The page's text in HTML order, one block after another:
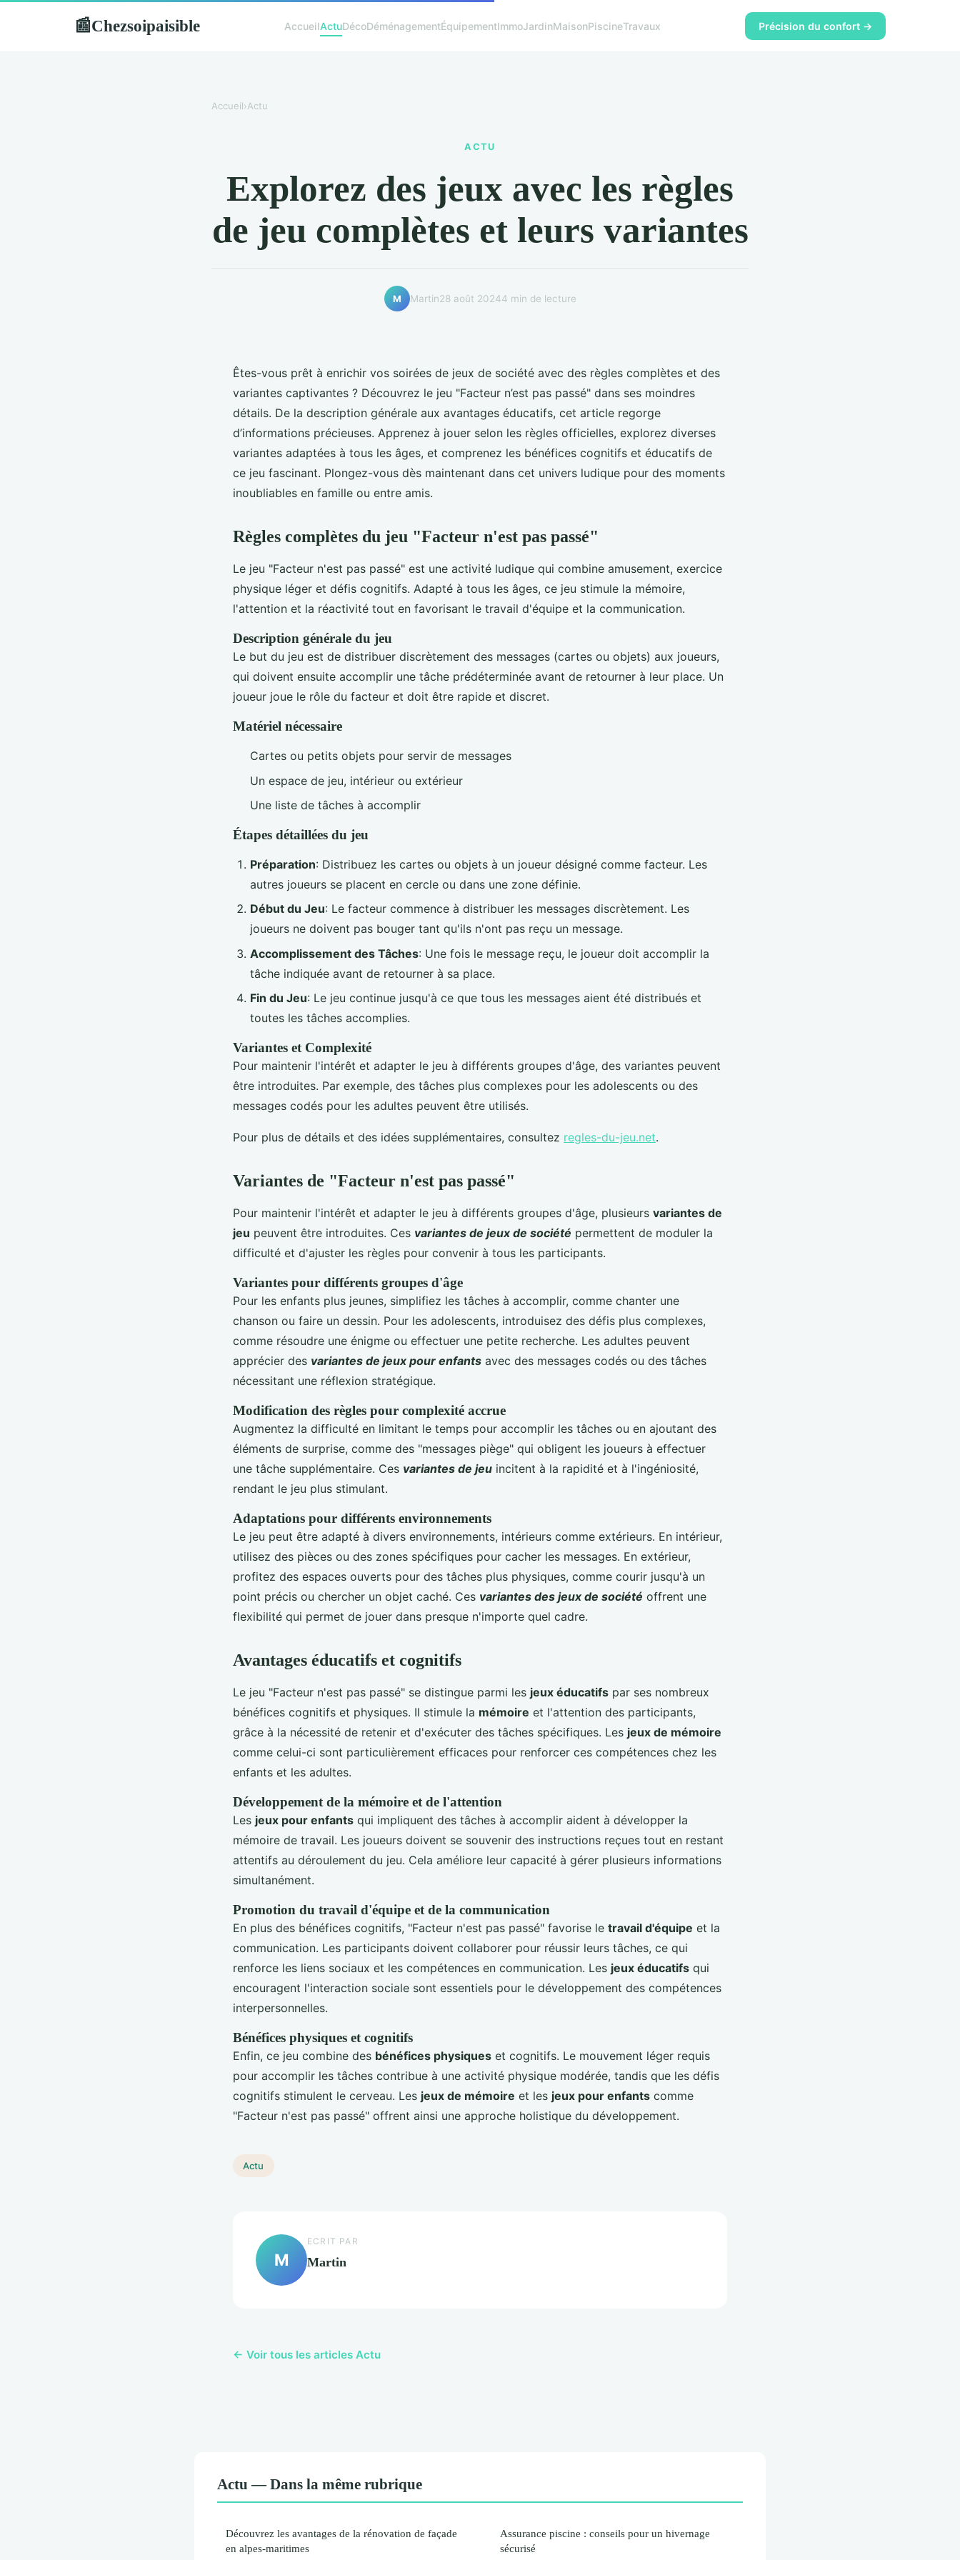
📰Chezsoipaisible AccueilActuDécoDéménagementÉquipementImmoJardinMaisonPiscineTravaux Précision du confort →
Accueil›Actu
ACTU
Explorez des jeux avec les règles
de jeu complètes et leurs variantes
M Martin28 août 20244 min de lecture
Êtes-vous prêt à enrichir vos soirées de jeux de société avec des règles complètes et des
variantes captivantes ? Découvrez le jeu "Facteur n’est pas passé" dans ses moindres
détails. De la description générale aux avantages éducatifs, cet article regorge
d’informations précieuses. Apprenez à jouer selon les règles officielles, explorez diverses
variantes adaptées à tous les âges, et comprenez les bénéfices cognitifs et éducatifs de
ce jeu fascinant. Plongez-vous dès maintenant dans cet univers ludique pour des moments
inoubliables en famille ou entre amis.
Règles complètes du jeu "Facteur n'est pas passé"
Le jeu "Facteur n'est pas passé" est une activité ludique qui combine amusement, exercice
physique léger et défis cognitifs. Adapté à tous les âges, ce jeu stimule la mémoire,
l'attention et la réactivité tout en favorisant le travail d'équipe et la communication.
Description générale du jeu
Le but du jeu est de distribuer discrètement des messages (cartes ou objets) aux joueurs,
qui doivent ensuite accomplir une tâche prédéterminée avant de retourner à leur place. Un
joueur joue le rôle du facteur et doit être rapide et discret.
Matériel nécessaire
Cartes ou petits objets pour servir de messages
Un espace de jeu, intérieur ou extérieur
Une liste de tâches à accomplir
Étapes détaillées du jeu
Préparation: Distribuez les cartes ou objets à un joueur désigné comme facteur. Les
autres joueurs se placent en cercle ou dans une zone définie.
Début du Jeu: Le facteur commence à distribuer les messages discrètement. Les
joueurs ne doivent pas bouger tant qu'ils n'ont pas reçu un message.
Accomplissement des Tâches: Une fois le message reçu, le joueur doit accomplir la
tâche indiquée avant de retourner à sa place.
Fin du Jeu: Le jeu continue jusqu'à ce que tous les messages aient été distribués et
toutes les tâches accomplies.
Variantes et Complexité
Pour maintenir l'intérêt et adapter le jeu à différents groupes d'âge, des variantes peuvent
être introduites. Par exemple, des tâches plus complexes pour les adolescents ou des
messages codés pour les adultes peuvent être utilisés.
Pour plus de détails et des idées supplémentaires, consultez regles-du-jeu.net.
Variantes de "Facteur n'est pas passé"
Pour maintenir l'intérêt et adapter le jeu à différents groupes d'âge, plusieurs variantes de
jeu peuvent être introduites. Ces variantes de jeux de société permettent de moduler la
difficulté et d'ajuster les règles pour convenir à tous les participants.
Variantes pour différents groupes d'âge
Pour les enfants plus jeunes, simplifiez les tâches à accomplir, comme chanter une
chanson ou faire un dessin. Pour les adolescents, introduisez des défis plus complexes,
comme résoudre une énigme ou effectuer une petite recherche. Les adultes peuvent
apprécier des variantes de jeux pour enfants avec des messages codés ou des tâches
nécessitant une réflexion stratégique.
Modification des règles pour complexité accrue
Augmentez la difficulté en limitant le temps pour accomplir les tâches ou en ajoutant des
éléments de surprise, comme des "messages piège" qui obligent les joueurs à effectuer
une tâche supplémentaire. Ces variantes de jeu incitent à la rapidité et à l'ingéniosité,
rendant le jeu plus stimulant.
Adaptations pour différents environnements
Le jeu peut être adapté à divers environnements, intérieurs comme extérieurs. En intérieur,
utilisez des pièces ou des zones spécifiques pour cacher les messages. En extérieur,
profitez des espaces ouverts pour des tâches plus physiques, comme courir jusqu'à un
point précis ou chercher un objet caché. Ces variantes des jeux de société offrent une
flexibilité qui permet de jouer dans presque n'importe quel cadre.
Avantages éducatifs et cognitifs
Le jeu "Facteur n'est pas passé" se distingue parmi les jeux éducatifs par ses nombreux
bénéfices cognitifs et physiques. Il stimule la mémoire et l'attention des participants,
grâce à la nécessité de retenir et d'exécuter des tâches spécifiques. Les jeux de mémoire
comme celui-ci sont particulièrement efficaces pour renforcer ces compétences chez les
enfants et les adultes.
Développement de la mémoire et de l'attention
Les jeux pour enfants qui impliquent des tâches à accomplir aident à développer la
mémoire de travail. Les joueurs doivent se souvenir des instructions reçues tout en restant
attentifs au déroulement du jeu. Cela améliore leur capacité à gérer plusieurs informations
simultanément.
Promotion du travail d'équipe et de la communication
En plus des bénéfices cognitifs, "Facteur n'est pas passé" favorise le travail d'équipe et la
communication. Les participants doivent collaborer pour réussir leurs tâches, ce qui
renforce les liens sociaux et les compétences en communication. Les jeux éducatifs qui
encouragent l'interaction sociale sont essentiels pour le développement des compétences
interpersonnelles.
Bénéfices physiques et cognitifs
Enfin, ce jeu combine des bénéfices physiques et cognitifs. Le mouvement léger requis
pour accomplir les tâches contribue à une activité physique modérée, tandis que les défis
cognitifs stimulent le cerveau. Les jeux de mémoire et les jeux pour enfants comme
"Facteur n'est pas passé" offrent ainsi une approche holistique du développement.
Actu
M
ECRIT PAR
Martin
← Voir tous les articles Actu
Actu — Dans la même rubrique
Découvrez les avantages de la rénovation de façade
en alpes-maritimes
Assurance piscine : conseils pour un hivernage
sécurisé